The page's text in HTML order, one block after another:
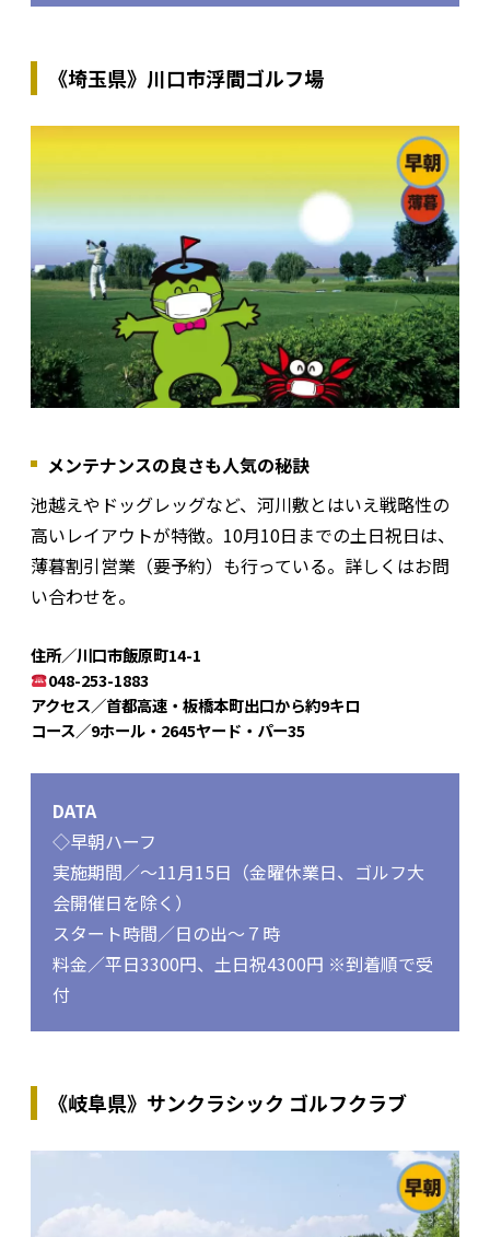
《埼玉県》川口市浮間ゴルフ場
メンテナンスの良さも人気の秘訣
池越えやドッグレッグなど、河川敷とはいえ戦略性の
高いレイアウトが特徴。10月10日までの土日祝日は、
薄暮割引営業（要予約）も行っている。詳しくはお問
い合わせを。
住所／川口市飯原町14-1
048-253-1883
アクセス／首都高速・板橋本町出口から約9キロ
コース／9ホール・2645ヤード・パー35
DATA
◇早朝ハーフ
実施期間／～11月15日（金曜休業日、ゴルフ大
会開催日を除く）
スタート時間／日の出～７時
料金／平日3300円、土日祝4300円 ※到着順で受
付
《岐阜県》サンクラシック ゴルフクラブ